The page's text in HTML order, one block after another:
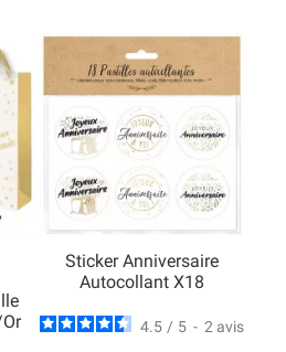
or
Sticker Anniversaire
Autocollant X18
4.5 / 5 - 2 avis